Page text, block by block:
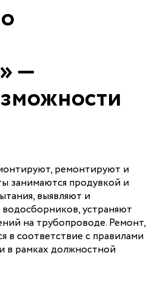
—
ремонтируют и
занимаются продувкой и
выявляют и
устраняют
на трубопроводе. Ремонт,
в соответствие с правилами
в рамках должностной